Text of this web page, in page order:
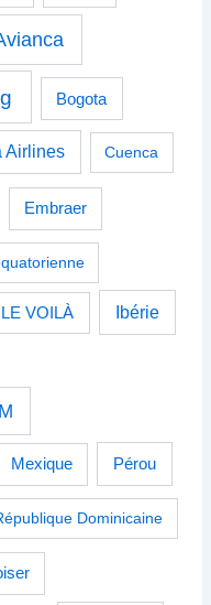
Bogota
Airlines Cuenca
Embraer
LE VOILÀ Ibérie
Mexique Pérou
Dominicaine